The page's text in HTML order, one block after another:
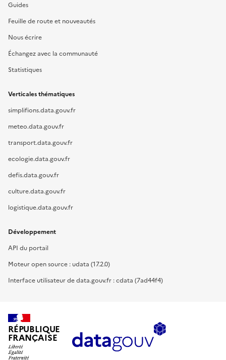
Guides
Feuille de route et nouveautés
Nous écrire
Échangez avec la communauté
Statistiques
Verticales thématiques
simplifions.data.gouv.fr
meteo.data.gouv.fr
transport.data.gouv.fr
ecologie.data.gouv.fr
defis.data.gouv.fr
culture.data.gouv.fr
logistique.data.gouv.fr
Développement
API du portail
Moteur open source : udata (17.2.0)
Interface utilisateur de data.gouv.fr : cdata (7ad44f4)
RÉPUBLIQUE
FRANÇAISE